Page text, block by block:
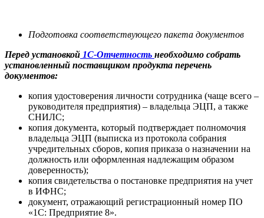
Подготовка соответствующего пакета документов
Перед установкой 1С-Отчетность необходимо собрать
установленный поставщиком продукта перечень
документов:
копия удостоверения личности сотрудника (чаще всего –
руководителя предприятия) – владельца ЭЦП, а также
СНИЛС;
копия документа, который подтверждает полномочия
владельца ЭЦП (выписка из протокола собрания
учредительных сборов, копия приказа о назначении на
должность или оформленная надлежащим образом
доверенность);
копия свидетельства о постановке предприятия на учет
в ИФНС;
документ, отражающий регистрационный номер ПО
«1С: Предприятие 8».